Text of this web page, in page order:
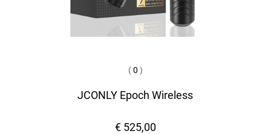
(0 )
JCONLY Epoch Wireless
€ 525,00